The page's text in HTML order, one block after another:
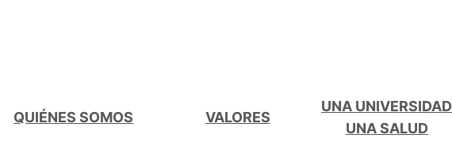
QUIÉNES SOMOS VALORES
UNA UNIVERSIDAD
UNA SALUD